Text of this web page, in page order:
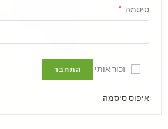
סיסמה *
זכור אותי התחבר
איפוס סיסמה